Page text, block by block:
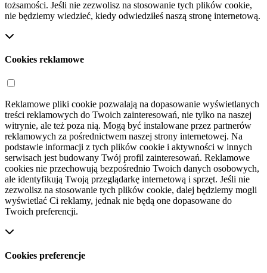
tożsamości. Jeśli nie zezwolisz na stosowanie tych plików cookie,
nie będziemy wiedzieć, kiedy odwiedziłeś naszą stronę internetową.
Cookies reklamowe
Reklamowe pliki cookie pozwalają na dopasowanie wyświetlanych
treści reklamowych do Twoich zainteresowań, nie tylko na naszej
witrynie, ale też poza nią. Mogą być instalowane przez partnerów
reklamowych za pośrednictwem naszej strony internetowej. Na
podstawie informacji z tych plików cookie i aktywności w innych
serwisach jest budowany Twój profil zainteresowań. Reklamowe
cookies nie przechowują bezpośrednio Twoich danych osobowych,
ale identyfikują Twoją przeglądarkę internetową i sprzęt. Jeśli nie
zezwolisz na stosowanie tych plików cookie, dalej będziemy mogli
wyświetlać Ci reklamy, jednak nie będą one dopasowane do
Twoich preferencji.
Cookies preferencje